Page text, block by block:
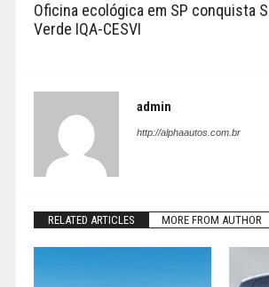
Oficina ecológica em SP conquista
Verde IQA-CESVI
admin
http://alphaautos.com.br
RELATED ARTICLES MORE FROM AUTHOR